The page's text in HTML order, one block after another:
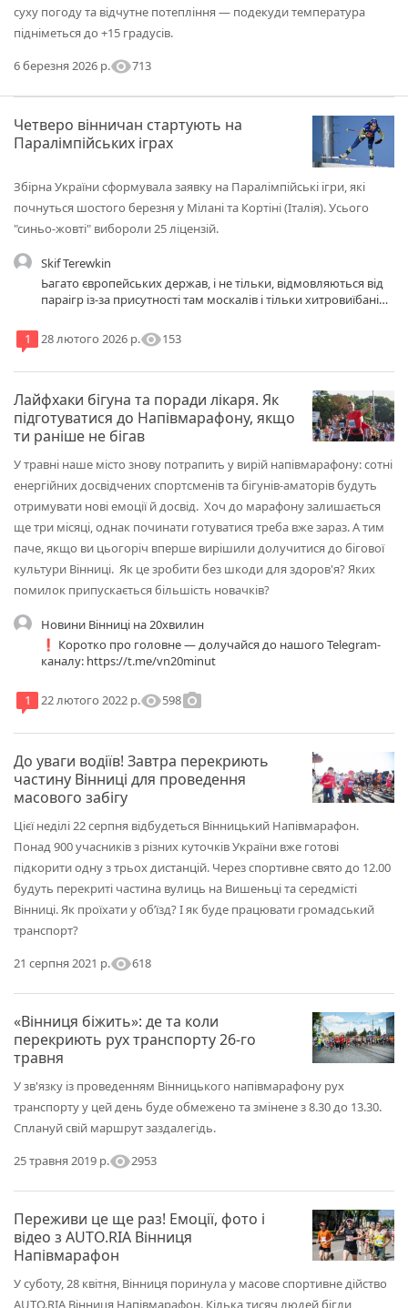
суху погоду та відчутне потепління — подекуди температура
підніметься до +15 градусів.
6 березня 2026 р.visibility713
Четверо вінничан стартують на
Паралімпійських іграх
Збірна України сформувала заявку на Паралімпійські ігри, які
почнуться шостого березня у Мілані та Кортіні (Італія). Усього
"синьо-жовті" вибороли 25 ліцензій.
Skif Terewkin
Ьагато європейських держав, і не тільки, відмовляються від
параігр із-за присутності там москалів і тільки хитровиїбані
українці, повинні байкотувати ігри, де допустили участь
рашиських виблядків.
1 28 лютого 2026 р.visibility153
Лайфхаки бігуна та поради лікаря. Як
підготуватися до Напівмарафону, якщо
ти раніше не бігав
У травні наше місто знову потрапить у вирій напівмарафону: сотні
енергійних досвідчених спортсменів та бігунів-аматорів будуть
отримувати нові емоції й досвід. Хоч до марафону залишається
ще три місяці, однак починати готуватися треба вже зараз. А тим
паче, якщо ви цьогоріч вперше вирішили долучитися до бігової
культури Вінниці. Як це зробити без шкоди для здоров'я? Яких
помилок припускається більшість новачків?
Новини Вінниці на 20хвилин
❗️ Коротко про головне — долучайся до нашого Telegram-
каналу: https://t.me/vn20minut
1 22 лютого 2022 р.visibility598photo_camera
До уваги водіїв! Завтра перекриють
частину Вінниці для проведення
масового забігу
Цієї неділі 22 серпня відбудеться Вінницький Напівмарафон.
Понад 900 учасників з різних куточків України вже готові
підкорити одну з трьох дистанцій. Через спортивне свято до 12.00
будуть перекриті частина вулиць на Вишеньці та середмісті
Вінниці. Як проїхати у об’їзд? І як буде працювати громадський
транспорт?
21 серпня 2021 р.visibility618
«Вінниця біжить»: де та коли
перекриють рух транспорту 26-го
травня
У зв'язку із проведенням Вінницького напівмарафону рух
транспорту у цей день буде обмежено та змінене з 8.30 до 13.30.
Сплануй свій маршрут заздалегідь.
25 травня 2019 р.visibility2953
Переживи це ще раз! Емоції, фото і
відео з AUTO.RIA Вінниця
Напівмарафон
У суботу, 28 квітня, Вінниця поринула у масове спортивне дійство
AUTO.RIA Вінниця Напівмарафон. Кілька тисяч людей бігли